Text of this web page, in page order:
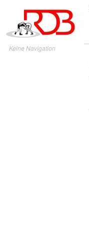
Keine Navigation